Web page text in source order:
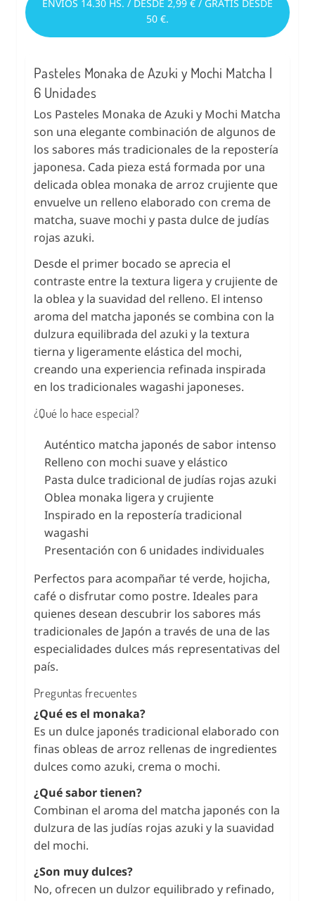
ENVÍOS 14.30 HS. / DESDE 2,99 € / GRATIS DESDE
50 €.
Pasteles Monaka de Azuki y Mochi Matcha |
6 Unidades
Los Pasteles Monaka de Azuki y Mochi Matcha
son una elegante combinación de algunos de
los sabores más tradicionales de la repostería
japonesa. Cada pieza está formada por una
delicada oblea monaka de arroz crujiente que
envuelve un relleno elaborado con crema de
matcha, suave mochi y pasta dulce de judías
rojas azuki.
Desde el primer bocado se aprecia el
contraste entre la textura ligera y crujiente de
la oblea y la suavidad del relleno. El intenso
aroma del matcha japonés se combina con la
dulzura equilibrada del azuki y la textura
tierna y ligeramente elástica del mochi,
creando una experiencia refinada inspirada
en los tradicionales wagashi japoneses.
¿Qué lo hace especial?
Auténtico matcha japonés de sabor intenso
Relleno con mochi suave y elástico
Pasta dulce tradicional de judías rojas azuki
Oblea monaka ligera y crujiente
Inspirado en la repostería tradicional
wagashi
Presentación con 6 unidades individuales
Perfectos para acompañar té verde, hojicha,
café o disfrutar como postre. Ideales para
quienes desean descubrir los sabores más
tradicionales de Japón a través de una de las
especialidades dulces más representativas del
país.
Preguntas frecuentes
¿Qué es el monaka?
Es un dulce japonés tradicional elaborado con
finas obleas de arroz rellenas de ingredientes
dulces como azuki, crema o mochi.
¿Qué sabor tienen?
Combinan el aroma del matcha japonés con la
dulzura de las judías rojas azuki y la suavidad
del mochi.
¿Son muy dulces?
No, ofrecen un dulzor equilibrado y refinado,